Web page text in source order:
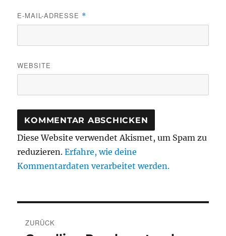
E-MAIL-ADRESSE *
WEBSITE
Diese Website verwendet Akismet, um Spam zu
reduzieren.Erfahre, wie deine
Kommentardaten verarbeitet werden.
ZURÜCK